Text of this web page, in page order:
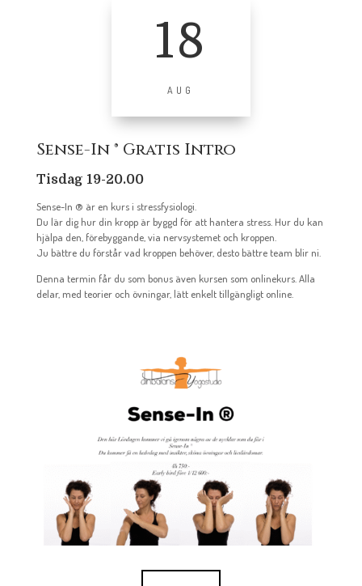
18
AUG
Sense-In ® Gratis Intro
Tisdag 19-20.00
Sense-In ® är en kurs i stressfysiologi.
Du lär dig hur din kropp är byggd för att hantera stress. Hur du kan
hjälpa den, förebyggande, via nervsystemet och kroppen.
Ju bättre du förstår vad kroppen behöver, desto bättre team blir ni.
Denna termin får du som bonus även kursen som onlinekurs. Alla
delar, med teorier och övningar, lätt enkelt tillgängligt online.